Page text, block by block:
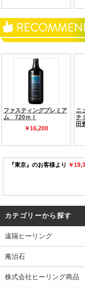
カテゴリーから探す
遠隔ヒーリング
庵治石
株式会社ヒーリング商品